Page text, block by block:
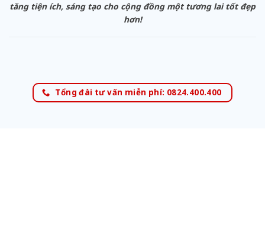
tăng tiện ích, sáng tạo cho cộng đồng một tương lai tốt đẹp
hơn!
Tổng đài tư vấn miễn phí: 0824.400.400